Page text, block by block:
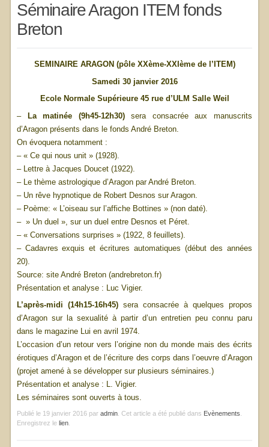
Séminaire Aragon ITEM fonds
Breton
SEMINAIRE ARAGON (pôle XXème-XXIème de l’ITEM)
Samedi 30 janvier 2016
Ecole Normale Supérieure 45 rue d’ULM Salle Weil
– La matinée (9h45-12h30)sera consacrée aux manuscrits
d’Aragon présents dans le fonds André Breton.
On évoquera notamment :
– « Ce qui nous unit » (1928).
– Lettre à Jacques Doucet (1922).
– Le thème astrologique d’Aragon par André Breton.
– Un rêve hypnotique de Robert Desnos sur Aragon.
– Poème: « L’oiseau sur l’affiche Bottines » (non daté).
– » Un duel », sur un duel entre Desnos et Péret.
– « Conversations surprises » (1922, 8 feuillets).
– Cadavres exquis et écritures automatiques (début des années
20).
Source: site André Breton (andrebreton.fr)
Présentation et analyse : Luc Vigier.
L’après-midi (14h15-16h45)sera consacrée à quelques propos
d’Aragon sur la sexualité à partir d’un entretien peu connu paru
dans le magazine Lui en avril 1974.
L’occasion d’un retour vers l’origine non du monde mais des écrits
érotiques d’Aragon et de l’écriture des corps dans l’oeuvre d’Aragon
(projet amené à se développer sur plusieurs séminaires.)
Présentation et analyse : L. Vigier.
Les séminaires sont ouverts à tous.
Publié le 19 janvier 2016 par admin. Cet article a été publié dans Evènements
Enregistrez le lien.